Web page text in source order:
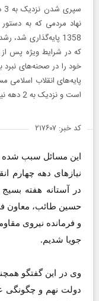
1358 پایه‌گذاری
که در شرایط ویژه پس
خود را در صحنه‌های نبرد
پایه‌های انقلاب اسلامی
است و نزدیک به 2 دهه نیز از پایان جنگ تحمیلی می‌گذرد.
کد خبر: ۲۱۷۶۰۷
این مسائل سبب شده
نیازهای دهه چهارم
در آستانه هفته
حسین طائب، معاون
و فرمانده نیروی
جویا شدیم.
وی در این گفتگو
دولت نهم و چگونگی